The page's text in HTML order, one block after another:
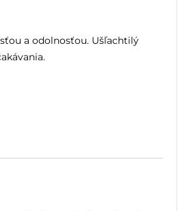
a odolnosťou. Ušľachtilý